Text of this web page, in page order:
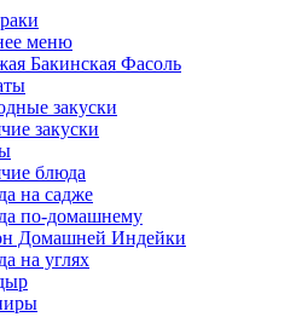
меню
Бакинская Фасоль
закуски
закуски
блюда
на садже
по-домашнему
Домашней Индейки
на углях